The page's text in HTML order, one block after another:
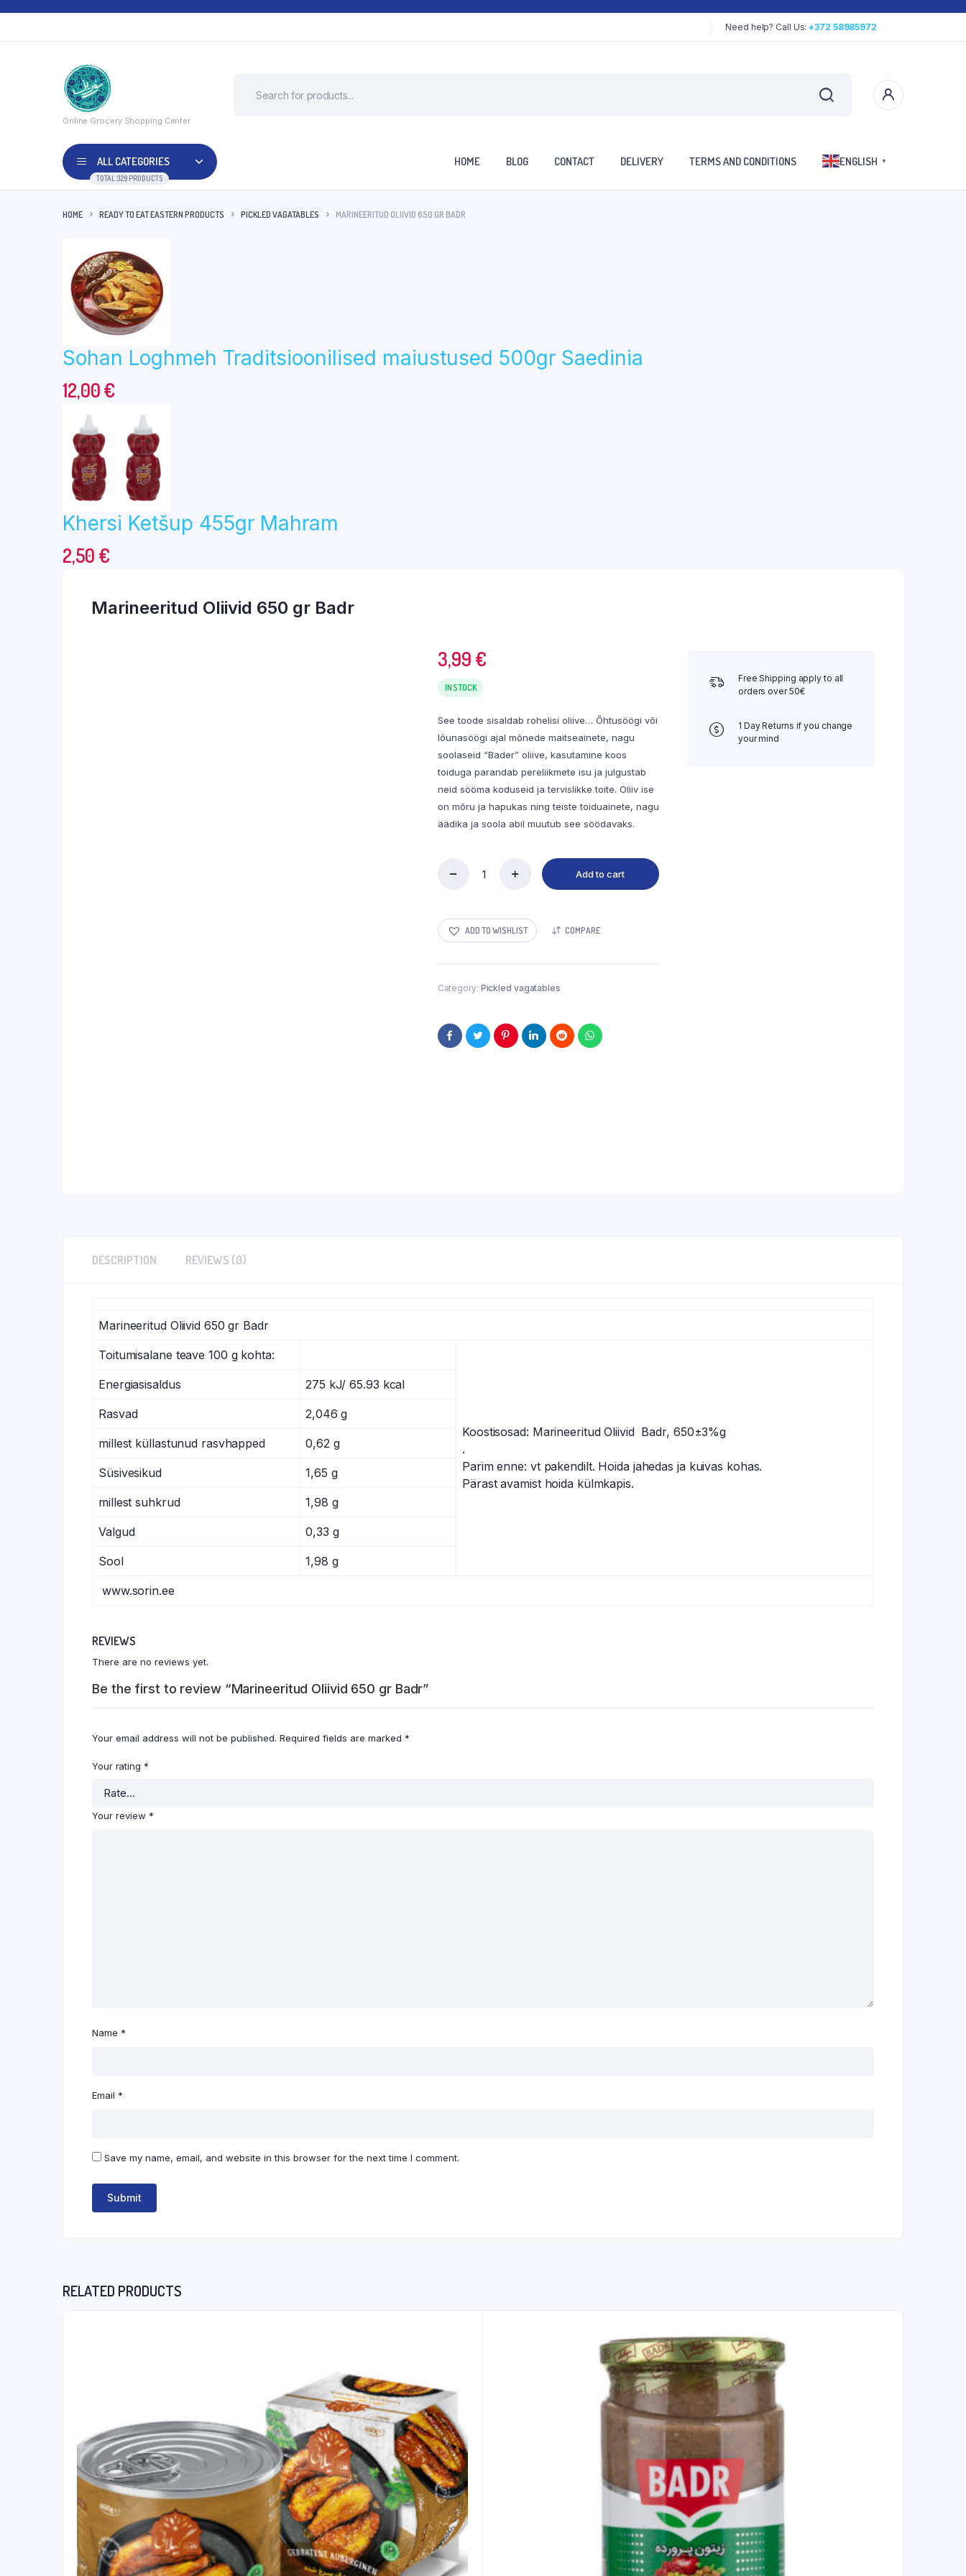
Need help? Call Us:+372 58985972
Online Grocery Shopping Center
ALL CATEGORIES
TOTAL 329 PRODUCTS
HOME BLOG CONTACT DELIVERY TERMS AND CONDITIONS ENGLISH ▼
HOME READY TO EAT EASTERN PRODUCTS PICKLED VAGATABLES MARINEERITUD OLIIVID 650 GR BADR
Sohan Loghmeh Traditsioonilised maiustused 500gr Saedinia
12,00€
Khersi Ketšup 455gr Mahram
2,50 €
Marineeritud Oliivid 650 gr Badr
3,99 €
IN STOCK
See toode sisaldab rohelisi oliive… Õhtusöögi või
lõunasöögi ajal mõnede maitseainete, nagu
soolaseid “Bader” oliive, kasutamine koos
toiduga parandab pereliikmete isu ja julgustab
neid sööma koduseid ja tervislikke toite. Oliiv ise
on mõru ja hapukas ning teiste toiduainete, nagu
äädika ja soola abil muutub see söödavaks.
Marineeritud
gr
Badr
Add to cart
ADD TO WISHLIST COMPARE
Category: Pickled vagatables
Free Shipping apply to all
orders over 50€
1 Day Returns if you change
your mind
DESCRIPTION REVIEWS (0)
Marineeritud Oliivid 650 gr Badr
Toitumisalane teave 100 g kohta:
Koostisosad: Marineeritud Oliivid Badr, 650±3%g
.
Parim enne: vt pakendilt. Hoida jahedas ja kuivas kohas.
Pärast avamist hoida külmkapis.
Energiasisaldus 275 kJ/ 65.93 kcal
Rasvad 2,046 g
millest küllastunud rasvhapped 0,62 g
Süsivesikud 1,65 g
millest suhkrud 1,98 g
Valgud 0,33 g
Sool 1,98 g
www.sorin.ee
REVIEWS
There are no reviews yet.
Be the first to review “Marineeritud Oliivid 650 gr Badr”
Your email address will not be published. Required fields are marked *
Your rating *
Your review *
Name *
Email *
Save my name, email, and website in this browser for the next time I comment.
RELATED PRODUCTS